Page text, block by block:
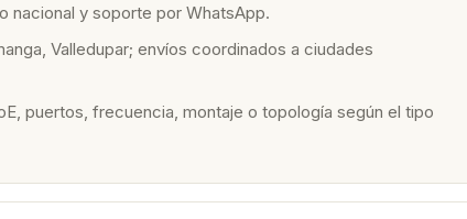
nacional y soporte por WhatsApp.
Valledupar; envíos coordinados a ciudades
puertos, frecuencia, montaje o topología según el tipo